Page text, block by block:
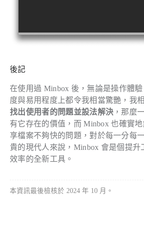
後記
在使用過 Minbox 後，無論是操作體
度與易用程度上都令我相當驚艷，我
找出使用者的問題並設法解決 ，那麼
有它存在的價值，而 Minbox 也確實
享檔案不夠快的問題，對於每一分每
貴的現代人來說，Minbox 會是個提升
效率的全新工具。
本資訊最後檢核於 2024 年 10 月。